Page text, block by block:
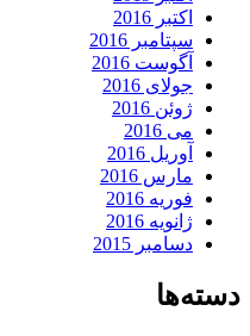
اکتبر 2016
سپتامبر 2016
آگوست 2016
جولای 2016
ژوئن 2016
می 2016
آوریل 2016
مارس 2016
فوریه 2016
ژانویه 2016
دسامبر 2015
دسته‌ها